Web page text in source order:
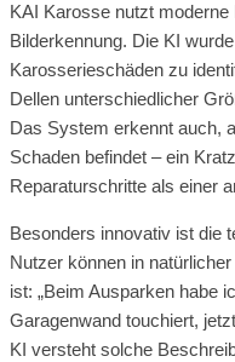
KAI Karosse nutzt
Bilderkennung. Die KI
Karosserieschäden zu
Dellen unterschiedlicher
Das System erkennt auch,
Schaden befindet – ein
Reparaturschritte als einer
Besonders innovativ ist die
Nutzer können in
ist: „Beim Ausparken habe
Garagenwand touchiert,
KI versteht solche